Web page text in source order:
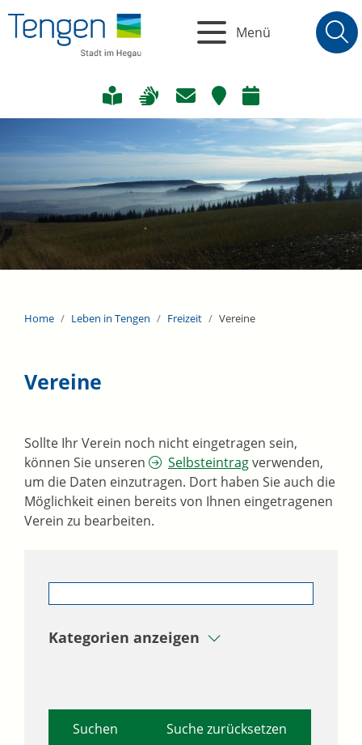
Menü
Home Leben in Tengen Freizeit Vereine
Vereine
Sollte Ihr Verein noch nicht eingetragen sein,
können Sie unseren
Selbsteintragverwenden,
um die Daten einzutragen. Dort haben Sie auch die
Möglichkeit einen bereits von Ihnen eingetragenen
Verein zu bearbeiten.
Kategorien anzeigen
Suche zurücksetzen